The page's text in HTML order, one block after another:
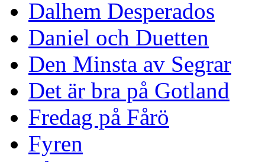
Dalhem Desperados
Daniel och Duetten
Den Minsta av Segrar
Det är bra på Gotland
Fredag på Fårö
Fyren